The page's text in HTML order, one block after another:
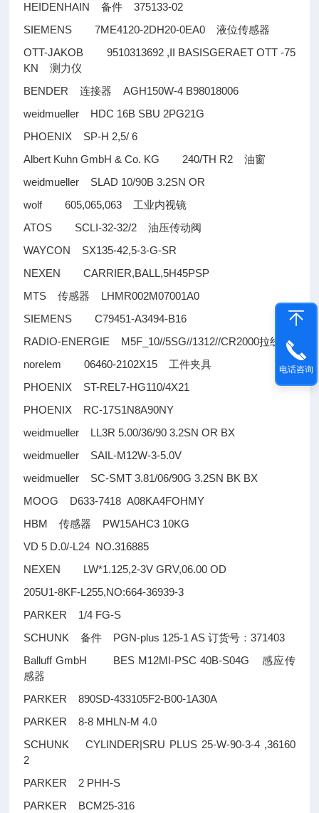
HEIDENHAIN备件 375133-02
SIEMENS 7ME4120-2DH20-0EA0液位传感器
OTT-JAKOB 9510313692 ,II BASISGERAET OTT -75
KN测力仪
BENDER连接器
AGH150W-4 B98018006
weidmueller HDC 16B SBU 2PG21G
PHOENIX SP-H 2,5/ 6
Albert Kuhn GmbH & Co. KG 240/TH R2油窗
weidmueller SLAD 10/90B 3.2SN OR
wolf 605,065,063 工业内视镜
ATOS SCLI-32-32/2油压传动阀
WAYCON SX135-42,5-3-G-SR
NEXEN CARRIER,BALL,5H45PSP
MTS传感器
LHMR002M07001A0
SIEMENS C79451-A3494-B16
RADIO-ENERGIE M5F_10//5SG//1312//CR2000拉线
norelem 06460-2102X15 工件夹具
PHOENIX ST-REL7-HG110/4X21
PHOENIX RC-17S1N8A90NY
weidmueller LL3R 5.00/36/90 3.2SN OR BX
weidmueller SAIL-M12W-3-5.0V
weidmueller SC-SMT 3.81/06/90G 3.2SN BK BX
MOOG D633-7418 A08KA4FOHMY
HBM传感器
PW15AHC3 10KG
VD 5 D.0/-L24 NO.316885
NEXEN LW*1.125,2-3V GRV,06.00 OD
205U1-8KF-L255,NO:664-36939-3
PARKER 1/4 FG-S
SCHUNK备件 PGN-plus 125-1 AS订货号：371403
Balluff GmbH BES M12MI-PSC 40B-S04G感应传
感器
PARKER 890SD-433105F2-B00-1A30A
PARKER 8-8 MHLN-M 4.0
SCHUNK CYLINDER|SRU PLUS 25-W-90-3-4 ,36160
2
PARKER 2 PHH-S
PARKER BCM25-316
电话咨询